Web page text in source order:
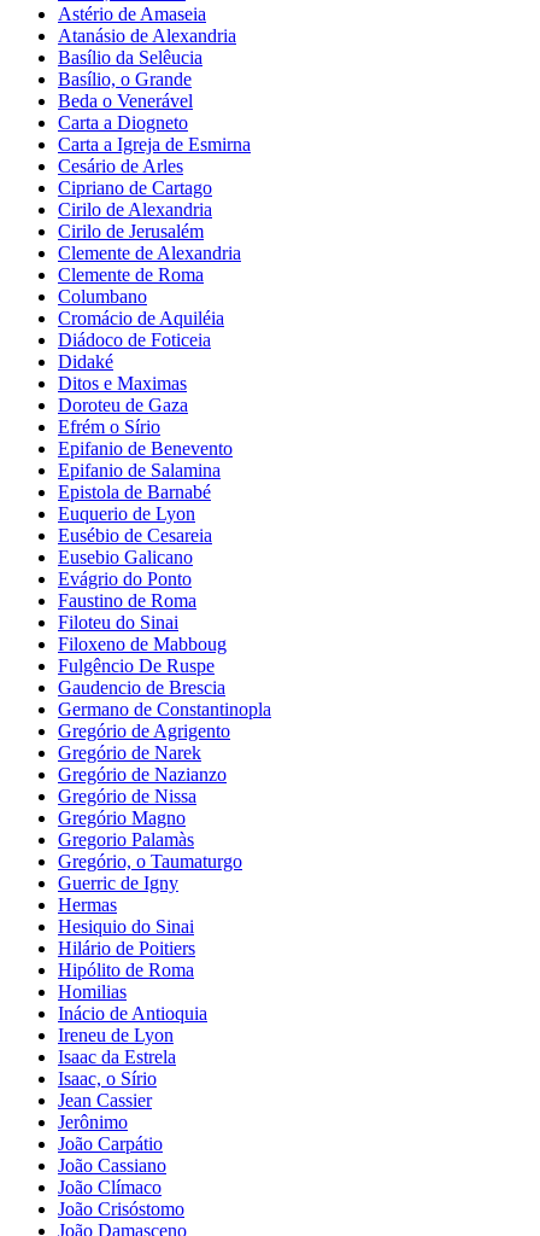
Astério de Amaseia
Atanásio de Alexandria
Basílio da Selêucia
Basílio, o Grande
Beda o Venerável
Carta a Diogneto
Carta a Igreja de Esmirna
Cesário de Arles
Cipriano de Cartago
Cirilo de Alexandria
Cirilo de Jerusalém
Clemente de Alexandria
Clemente de Roma
Columbano
Cromácio de Aquiléia
Diádoco de Foticeia
Didaké
Ditos e Maximas
Doroteu de Gaza
Efrém o Sírio
Epifanio de Benevento
Epifanio de Salamina
Epistola de Barnabé
Euquerio de Lyon
Eusébio de Cesareia
Eusebio Galicano
Evágrio do Ponto
Faustino de Roma
Filoteu do Sinai
Filoxeno de Mabboug
Fulgêncio De Ruspe
Gaudencio de Brescia
Germano de Constantinopla
Gregório de Agrigento
Gregório de Narek
Gregório de Nazianzo
Gregório de Nissa
Gregório Magno
Gregorio Palamàs
Gregório, o Taumaturgo
Guerric de Igny
Hermas
Hesiquio do Sinai
Hilário de Poitiers
Hipólito de Roma
Homilias
Inácio de Antioquia
Ireneu de Lyon
Isaac da Estrela
Isaac, o Sírio
Jean Cassier
Jerônimo
João Carpátio
João Cassiano
João Clímaco
João Crisóstomo
João Damasceno